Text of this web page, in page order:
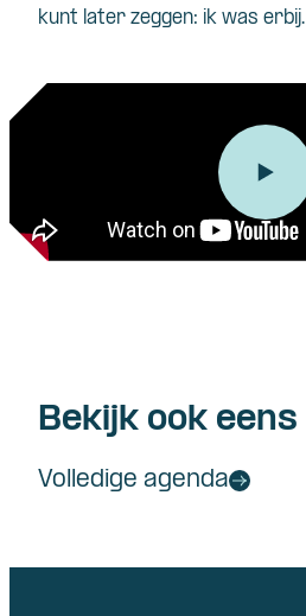
kunt later zeggen: ik was erbij.
Bekijk ook eens
Volledige agenda